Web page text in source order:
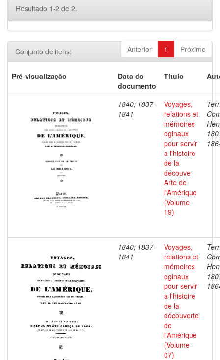
Resultado 1-2 de 2.
Anterior 1 Próximo
Conjunto de itens:
Pré-visualização
Data do
documento
Título
1840; 1837-
1841
Voyages,
relations et
mémoires
oginaux
pour servir
a l'histoire
de la
découve
Arte de
l'Amérique
(Volume
19)
1840; 1837-
1841
Voyages,
relations et
mémoires
oginaux
pour servir
a l'histoire
de la
découverte
de
l'Amérique
(Volume
07)